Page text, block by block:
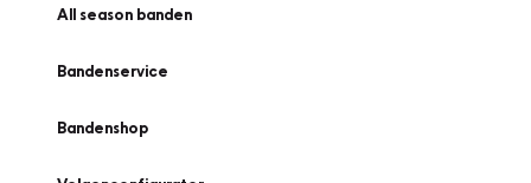
All season banden
Bandenservice
Bandenshop